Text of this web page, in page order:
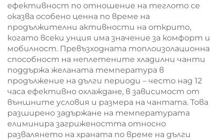
ефективност по отношение на теглото се
оказва особено ценна по време на
продължителни активности на открито,
когато всеки унция има значение за комфорт и
мобилност. Превъзходната топлоизолационна
способност на неплетените хладилни чанти
поддържа желаната температура в
продължение на дълги периоди – често над 12
часа ефективно охлаждане, в зависимост от
външните условия и размера на чантата. Това
разширено задържане на температурата
елиминира загрижеността относно
развалянето на храната по време на дълги